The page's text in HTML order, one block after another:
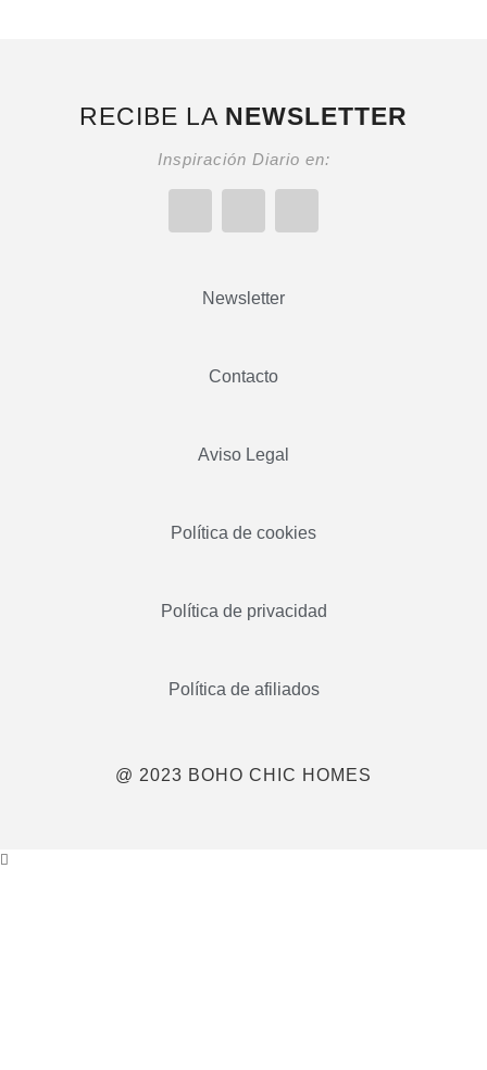
RECIBE LA NEWSLETTER
Inspiración Diario en:
Newsletter
Contacto
Aviso Legal
Política de cookies
Política de privacidad
Política de afiliados
@ 2023 BOHO CHIC HOMES